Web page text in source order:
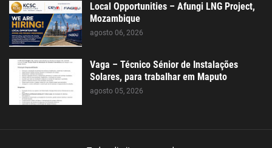
Local Opportunities – Afungi LNG Project,
Mozambique
agosto 06, 2026
Vaga – Técnico Sénior de Instalações
Solares, para trabalhar em Maputo
agosto 05, 2026